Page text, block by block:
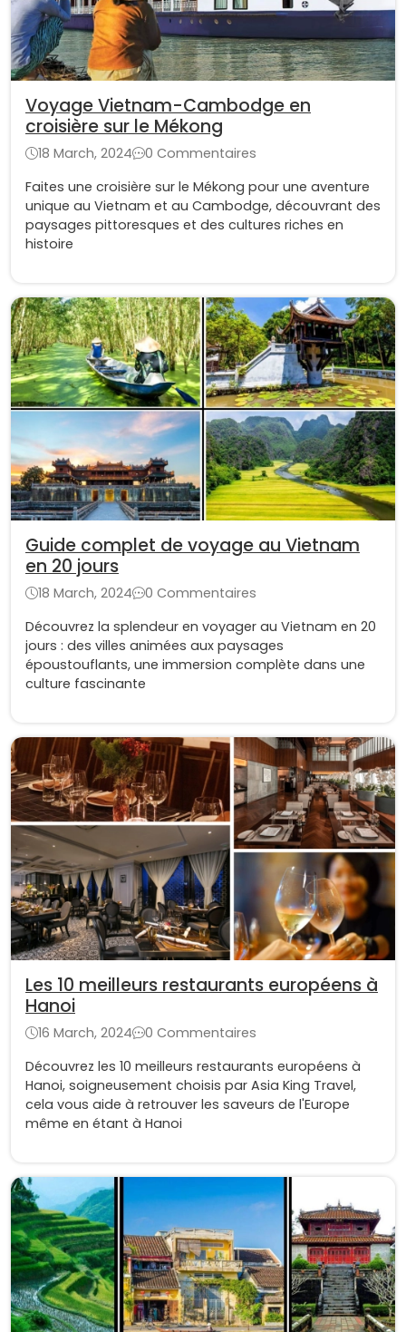
Voyage Vietnam-Cambodge en
croisière sur le Mékong
18 March, 2024
0 Commentaires
Faites une croisière sur le Mékong pour une aventure
unique au Vietnam et au Cambodge, découvrant des
paysages pittoresques et des cultures riches en
histoire
Guide complet de voyage au Vietnam
en 20 jours
18 March, 2024
0 Commentaires
Découvrez la splendeur en voyager au Vietnam en 20
jours : des villes animées aux paysages
époustouflants, une immersion complète dans une
culture fascinante
Les 10 meilleurs restaurants européens à
Hanoi
16 March, 2024
0 Commentaires
Découvrez les 10 meilleurs restaurants européens à
Hanoi, soigneusement choisis par Asia King Travel,
cela vous aide à retrouver les saveurs de l'Europe
même en étant à Hanoi